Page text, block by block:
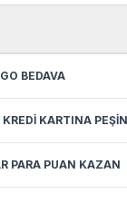
BEDAVA
KARTINA
PARA PUAN KAZAN